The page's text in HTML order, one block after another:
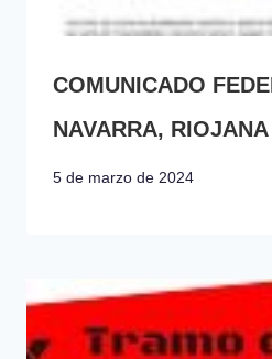
COMUNICADO
NAVARRA,
5 de marzo de 2024